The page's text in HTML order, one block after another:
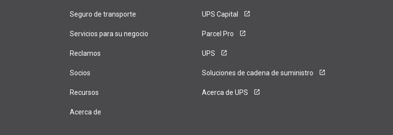
Seguro de transporte
Servicios para su negocio
Reclamos
Socios
Recursos
Acerca de
DeliveryDefense
UPS Capital
Parcel Pro
UPS
Soluciones de cadena de suministro
Acerca de UPS